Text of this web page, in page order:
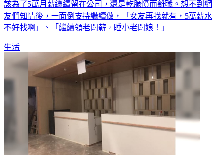
該為了5萬月薪繼續留在公司，還是乾脆憤而離職。想不到網
友們知情後，一面倒支持繼續做，「女友再找就有，5萬薪水
不好找啊」、「繼續領老闆薪，睡小老闆娘！」
生活